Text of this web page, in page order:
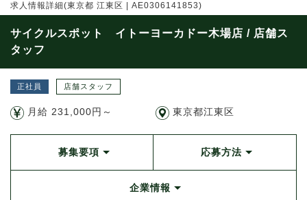
求人情報詳細(東京都 江東区 | AE0306141853)
サイクルスポット イトーヨーカドー木場店 / 店舗ス
タッフ
正社員 店舗スタッフ
月給 231,000円～ 東京都江東区
募集要項 応募方法
企業情報